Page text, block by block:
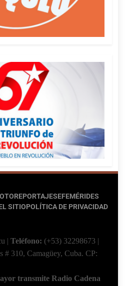
EFEMÉRIDES
SITIOPOLÍTICA DE PRIVACIDAD
| Teléfono: (+53) 32298673 |
# 310, Camagüey, Cuba. CP:
transmite Radio Cadena